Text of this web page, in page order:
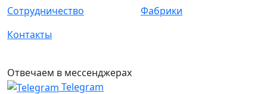
Сотрудничество
Контакты
Фабрики
Отвечаем в мессенджерах
Telegram